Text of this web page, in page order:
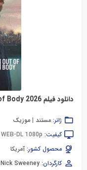
دانلود فیلم Noah Kahan: Out of Body 2026
ژانر: مستند | موزیک
کیفیت: WEB-DL 1080p
محصول کشور: آمریکا
کارگردان: Nick Sweeney